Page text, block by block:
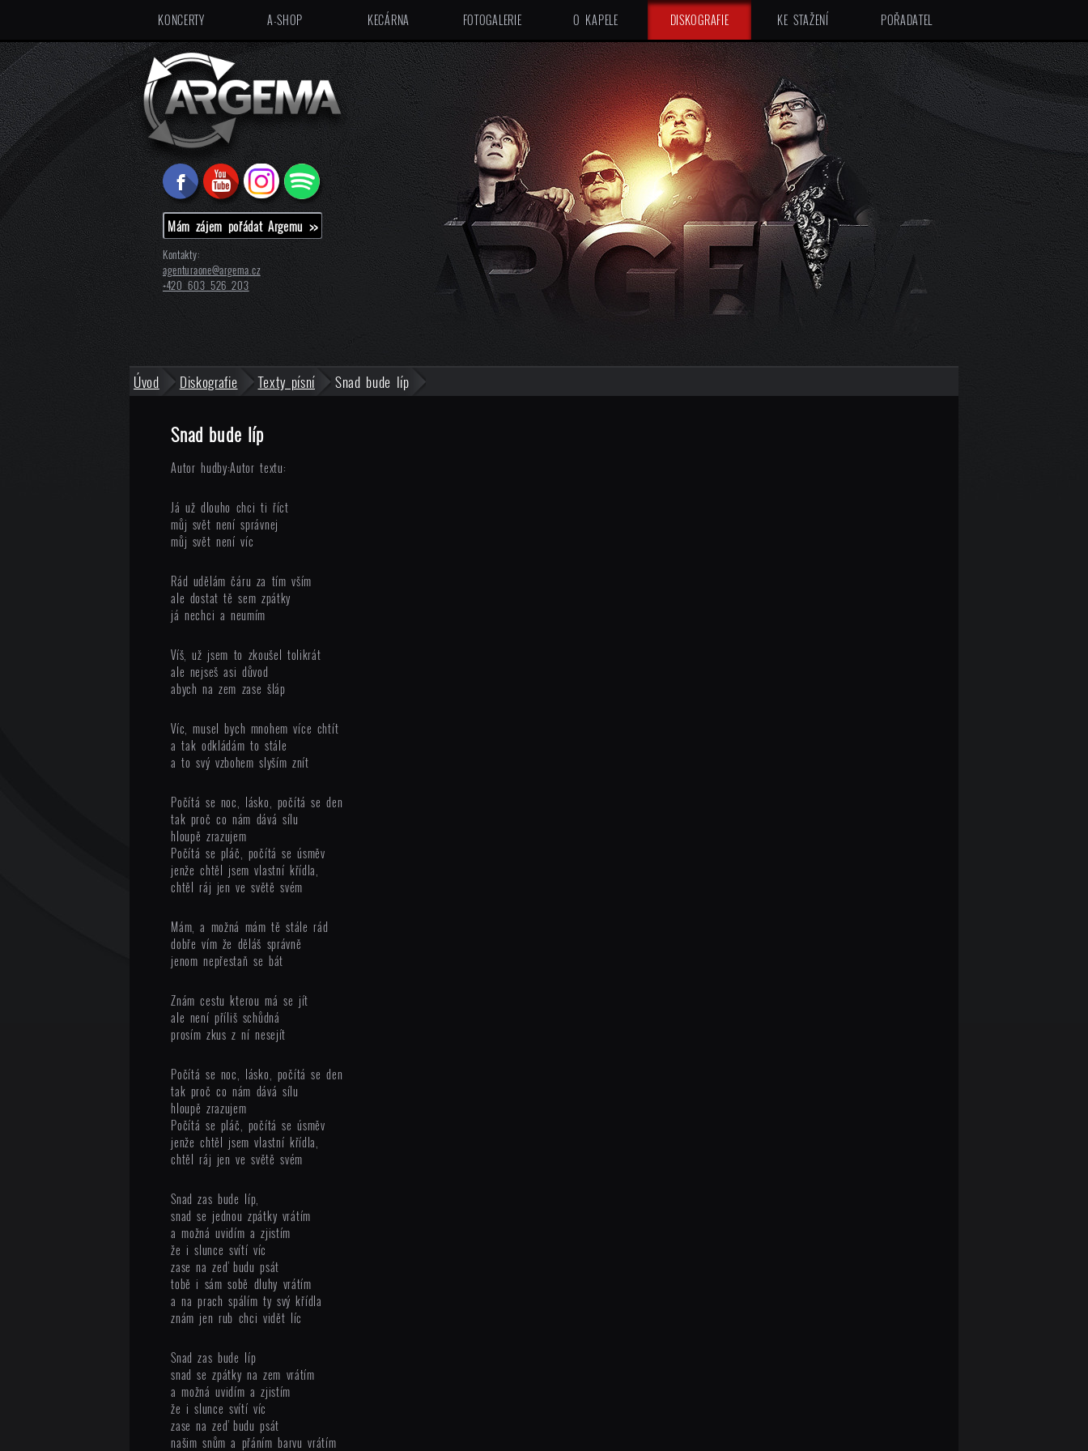
KONCERTY A-SHOP KECÁRNA FOTOGALERIE O KAPELE DISKOGRAFIE KE STAŽENÍ POŘADATEL
Mám zájem pořádat Argemu >>
Kontakty:
agenturaone@argema.cz
+420 603 526 203
Úvod Diskografie Texty písní Snad bude líp
Snad bude líp
Autor hudby:Autor textu:
Já už dlouho chci ti říct
můj svět není správnej
můj svět není víc
Rád udělám čáru za tím vším
ale dostat tě sem zpátky
já nechci a neumím
Víš, už jsem to zkoušel tolikrát
ale nejseš asi důvod
abych na zem zase šláp
Víc, musel bych mnohem více chtít
a tak odkládám to stále
a to svý vzbohem slyším znít
Počítá se noc, lásko, počítá se den
tak proč co nám dává sílu
hloupě zrazujem
Počítá se pláč, počítá se úsměv
jenže chtěl jsem vlastní křídla,
chtěl ráj jen ve světě svém
Mám, a možná mám tě stále rád
dobře vím že děláš správně
jenom nepřestaň se bát
Znám cestu kterou má se jít
ale není příliš schůdná
prosím zkus z ní nesejít
Počítá se noc, lásko, počítá se den
tak proč co nám dává sílu
hloupě zrazujem
Počítá se pláč, počítá se úsměv
jenže chtěl jsem vlastní křídla,
chtěl ráj jen ve světě svém
Snad zas bude líp,
snad se jednou zpátky vrátím
a možná uvidím a zjistím
že i slunce svítí víc
zase na zeď budu psát
tobě i sám sobě dluhy vrátím
a na prach spálím ty svý křídla
znám jen rub chci vidět líc
Snad zas bude líp
snad se zpátky na zem vrátím
a možná uvidím a zjistím
že i slunce svítí víc
zase na zeď budu psát
našim snům a přáním barvu vrátím